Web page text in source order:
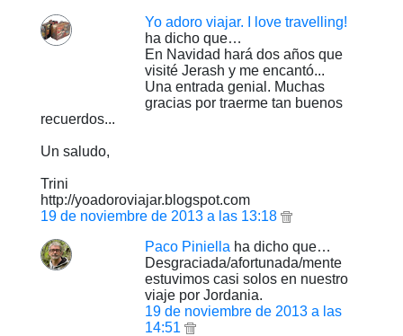
Yo adoro viajar. I love travelling!
ha dicho que…
En Navidad hará dos años que
visité Jerash y me encantó...
Una entrada genial. Muchas
gracias por traerme tan buenos
recuerdos...
Un saludo,
Trini
http://yoadoroviajar.blogspot.com
19 de noviembre de 2013 a las 13:18
Paco Piniella ha dicho que…
Desgraciada/afortunada/mente
estuvimos casi solos en nuestro
viaje por Jordania.
19 de noviembre de 2013 a las
14:51